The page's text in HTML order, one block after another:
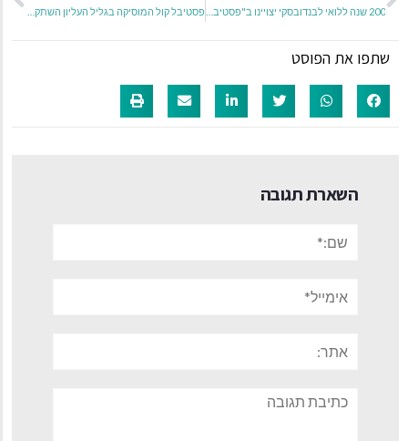
שתפו את הפוסט
השארת תגובה
תגובה